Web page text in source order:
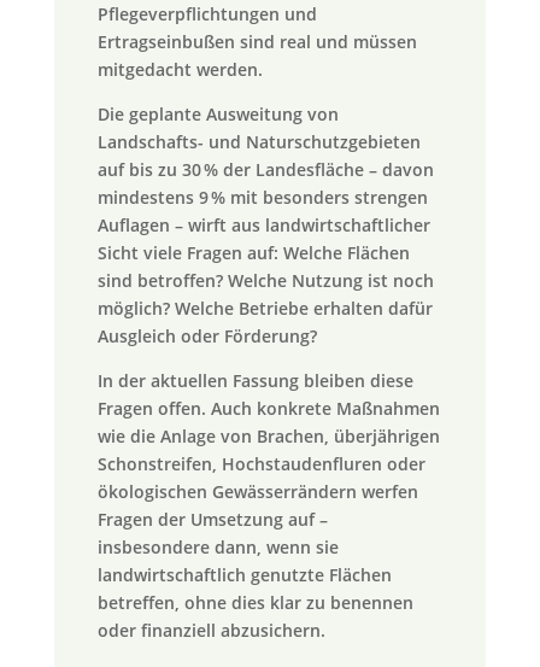
Pflegeverpflichtungen und
Ertragseinbußen sind real und müssen
mitgedacht werden.
Die geplante Ausweitung von
Landschafts- und Naturschutzgebieten
auf bis zu 30 % der Landesfläche – davon
mindestens 9 % mit besonders strengen
Auflagen – wirft aus landwirtschaftlicher
Sicht viele Fragen auf: Welche Flächen
sind betroffen? Welche Nutzung ist noch
möglich? Welche Betriebe erhalten dafür
Ausgleich oder Förderung?
In der aktuellen Fassung bleiben diese
Fragen offen. Auch konkrete Maßnahmen
wie die Anlage von Brachen, überjährigen
Schonstreifen, Hochstaudenfluren oder
ökologischen Gewässerrändern werfen
Fragen der Umsetzung auf –
insbesondere dann, wenn sie
landwirtschaftlich genutzte Flächen
betreffen, ohne dies klar zu benennen
oder finanziell abzusichern.